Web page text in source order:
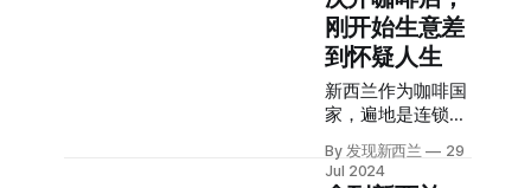
更多事物的渴
望。” 2001年，新
西兰前自行车选手
Nathan Dahlberg
第一次参加青藏高
原国际公路自行车
赛。从此他便爱上
优美，便打开了中
文音乐世界的大
门。此后日语也放
下了，转去学了中
文，因为他想“用
这个美好的语言唱
歌”。 高中毕业
王加加和2岁的女
儿住在广州的时
候，很头疼水的问
题。 可能是小区的
水质不太好，孩子
过滤器，但效果不
大。 孩子喝了冲泡
扮演这个青蛙哥，
他背后又有怎样的
故事，今天发现君
带大家一探究竟。
01 花了9.3万，被
骗来了新西兰
“Frog Man”青蛙哥
刚开始生意差
到怀疑人生
新西兰作为咖啡国
家，遍地是连锁咖
啡店，资金雄厚品
质有保障，还有大
By 发现新西兰
29
Jul 2024